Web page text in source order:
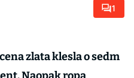
1
zlata klesla o sedm